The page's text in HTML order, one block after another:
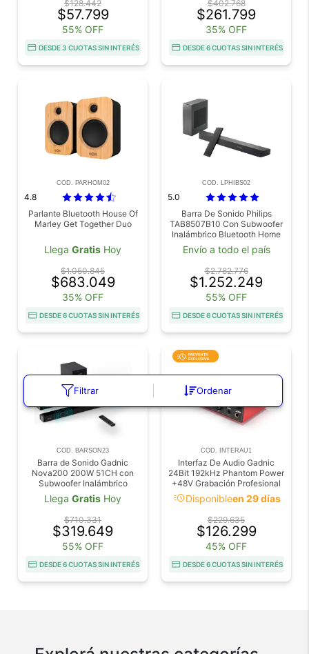
Filtrar Ordenar
$128.442
$57.799
55% OFF
DESDE 3 CUOTAS SIN INTERÉS
$402.768
$261.799
35% OFF
DESDE 6 CUOTAS SIN INTERÉS
COD. PARHOM02
4.8
Parlante Bluetooth House Of
Marley Get Together Duo
Llega Gratis Hoy
$1.050.845
$683.049
35% OFF
DESDE 6 CUOTAS SIN INTERÉS
COD. LPHIBS02
5.0
Barra De Sonido Philips
TAB8507B10 Con Subwoofer
Inalámbrico Bluetooth Home
Theater
Envío a todo el país
$2.782.776
$1.252.249
55% OFF
DESDE 6 CUOTAS SIN INTERÉS
COD. BARSON23
Barra de Sonido Gadnic
Nova200 200W 51CH con
Subwoofer Inalámbrico
Conexión BT Sonido
Envolvente
Llega Gratis Hoy
$710.331
$319.649
55% OFF
DESDE 6 CUOTAS SIN INTERÉS
COD. INTERAU1
Interfaz De Audio Gadnic
24Bit 192kHz Phantom Power
+48V Grabación Profesional
Para Streaming
acuteDisponibleen 29 días
$229.635
$126.299
45% OFF
DESDE 6 CUOTAS SIN INTERÉS